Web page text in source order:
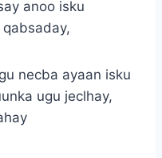
anoo isku
necba ayaan isku
ugu jeclhay,